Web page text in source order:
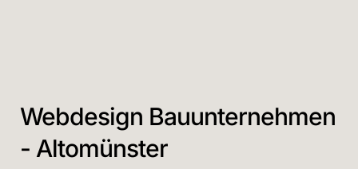
Webdesign Bauunternehmen
- Altomünster